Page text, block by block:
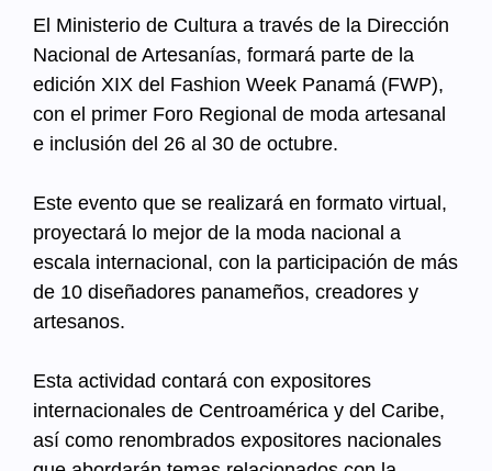
El Ministerio de Cultura a través de la Dirección
Nacional de Artesanías, formará parte de la
edición XIX del Fashion Week Panamá (FWP),
con el primer Foro Regional de moda artesanal
e inclusión del 26 al 30 de octubre.
Este evento que se realizará en formato virtual,
proyectará lo mejor de la moda nacional a
escala internacional, con la participación de más
de 10 diseñadores panameños, creadores y
artesanos.
Esta actividad contará con expositores
internacionales de Centroamérica y del Caribe,
así como renombrados expositores nacionales